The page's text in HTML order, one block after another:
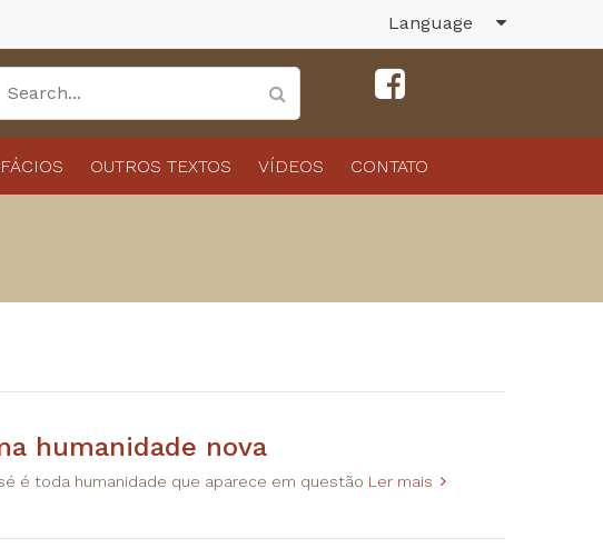
Language
OUTROS TEXTOS VÍDEOS CONTATO
humanidade nova
é toda humanidade que aparece em questão Ler mais